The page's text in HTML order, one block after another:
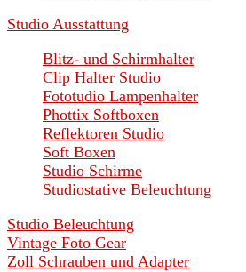
Studio Ausstattung
Blitz- und Schirmhalter
Clip Halter Studio
Fototudio Lampenhalter
Phottix Softboxen
Reflektoren Studio
Soft Boxen
Studio Schirme
Studiostative Beleuchtung
Studio Beleuchtung
Vintage Foto Gear
Zoll Schrauben und Adapter